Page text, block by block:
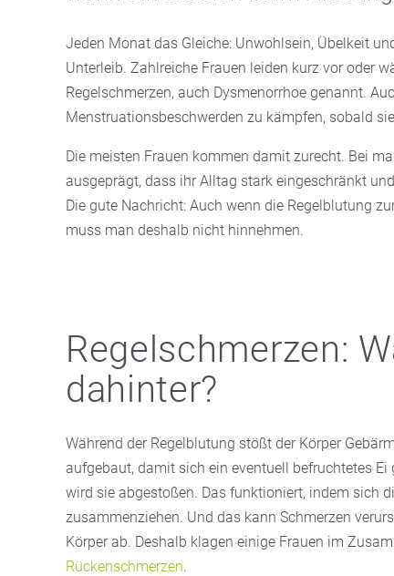
Jeden Monat das Gleiche: Unwohlsein, Übelkeit
Unterleib. Zahlreiche Frauen leiden kurz vor oder
Regelschmerzen, auch Dysmenorrhoe genannt.
Menstruationsbeschwerden zu kämpfen, sobald
Die meisten Frauen kommen damit zurecht. Bei
ausgeprägt, dass ihr Alltag stark eingeschränkt
Die gute Nachricht: Auch wenn die Regelblutung
muss man deshalb nicht hinnehmen.
Regelschmerzen:
dahinter?
Während der Regelblutung stößt der Körper
aufgebaut, damit sich ein eventuell befruchtetes
wird sie abgestoßen. Das funktioniert, indem sich
zusammenziehen. Und das kann Schmerzen
Körper ab. Deshalb klagen einige Frauen im
Rückenschmerzen.